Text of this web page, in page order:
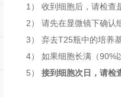
1） 收到细胞后，请检查
2） 请先在显微镜下确
3） 弃去T25瓶中的培养
4） 如果细胞长满（90%
5） 接到细胞次日，请检